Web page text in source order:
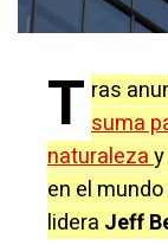
T ras
suma
naturaleza
en el mundo
lidera Jeff